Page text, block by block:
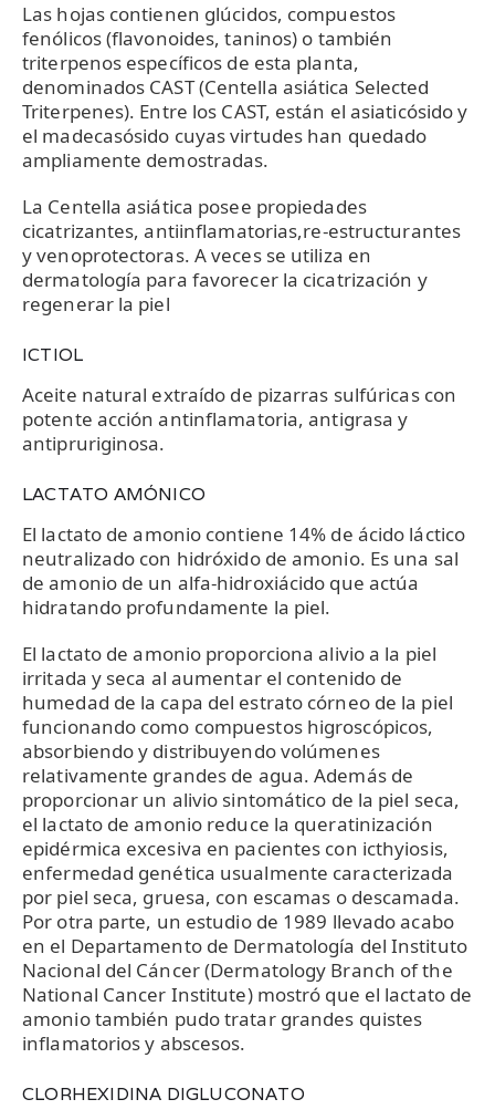
Las hojas contienen glúcidos, compuestos
fenólicos (flavonoides, taninos) o también
triterpenos específicos de esta planta,
denominados CAST (Centella asiática Selected
Triterpenes). Entre los CAST, están el asiaticósido y
el madecasósido cuyas virtudes han quedado
ampliamente demostradas.
La Centella asiática posee propiedades
cicatrizantes, antiinflamatorias,re-estructurantes
y venoprotectoras. A veces se utiliza en
dermatología para favorecer la cicatrización y
regenerar la piel
ICTIOL
Aceite natural extraído de pizarras sulfúricas con
potente acción antinflamatoria, antigrasa y
antipruriginosa.
LACTATO AMÓNICO
El lactato de amonio contiene 14% de ácido láctico
neutralizado con hidróxido de amonio. Es una sal
de amonio de un alfa-hidroxiácido que actúa
hidratando profundamente la piel.
El lactato de amonio proporciona alivio a la piel
irritada y seca al aumentar el contenido de
humedad de la capa del estrato córneo de la piel
funcionando como compuestos higroscópicos,
absorbiendo y distribuyendo volúmenes
relativamente grandes de agua. Además de
proporcionar un alivio sintomático de la piel seca,
el lactato de amonio reduce la queratinización
epidérmica excesiva en pacientes con icthyiosis,
enfermedad genética usualmente caracterizada
por piel seca, gruesa, con escamas o descamada.
Por otra parte, un estudio de 1989 llevado acabo
en el Departamento de Dermatología del Instituto
Nacional del Cáncer (Dermatology Branch of the
National Cancer Institute) mostró que el lactato de
amonio también pudo tratar grandes quistes
inflamatorios y abscesos.
CLORHEXIDINA DIGLUCONATO